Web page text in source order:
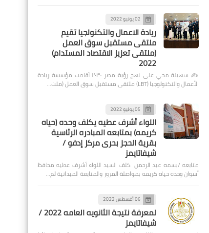
02 يونيو 2022
ريادة الاعمال والتكنولجيا تقيم
ملتقى مستقبل سوق العمل
(ملتقى تعزيز الاقتصاد المستدام)
2022
✍️ سهيلة محي على نهج رؤية مصر ٢٠٣٠ أقامت مؤسسة ريادة
الأعمال والتكنولوجيا (LBT) ملتقى مستقبل سوق العمل (ملت…
05 يوليو 2022
اللواء أشرف عطيه يكلف وحده (حياه
كريمه) بمتابعه المبادره الرئاسية
بقرية الحجز بحرى مركز إدفو /
شيفاتايمز
متابعه /بسمه عبد الرحمن كلف السيد اللواء أشرف عطيه محافظ
أسوان وحده حياه كريمه بمواصلة المرور والمتابعة الميدانية لم…
06 أغسطس 2022
لمعرفة نتيجة الثانويه العامه 2022 /
شيفاتايمز